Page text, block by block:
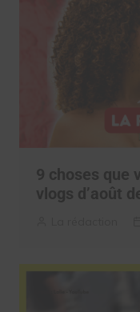
9 choses que
vlogs d’août